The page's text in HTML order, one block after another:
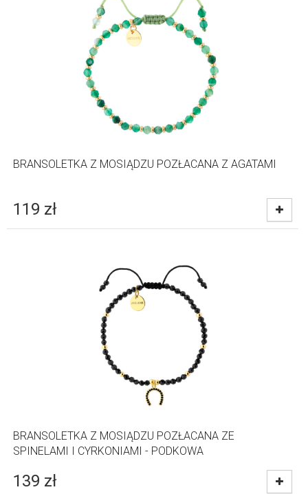
BRANSOLETKA Z MOSIĄDZU POZŁACANA Z AGATAMI
119 zł
BRANSOLETKA Z MOSIĄDZU POZŁACANA ZE
SPINELAMI I CYRKONIAMI - PODKOWA
139 zł